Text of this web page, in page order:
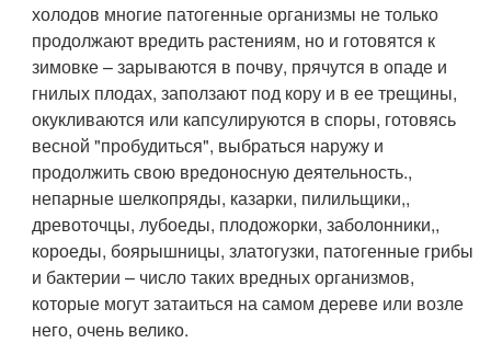
холодов многие патогенные организмы не только
продолжают вредить растениям, но и готовятся к
зимовке – зарываются в почву, прячутся в опаде и
гнилых плодах, заползают под кору и в ее трещины,
окукливаются или капсулируются в споры, готовясь
весной "пробудиться", выбраться наружу и
продолжить свою вредоносную деятельность.,
непарные шелкопряды, казарки, пилильщики,,
древоточцы, лубоеды, плодожорки, заболонники,,
короеды, боярышницы, златогузки, патогенные грибы
и бактерии – число таких вредных организмов,
которые могут затаиться на самом дереве или возле
него, очень велико.